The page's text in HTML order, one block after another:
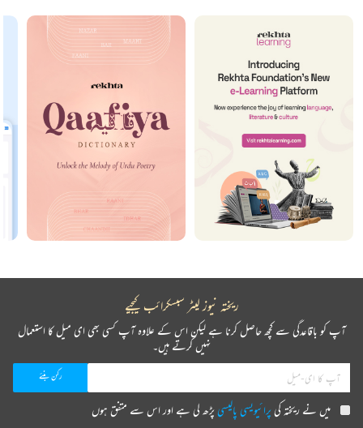
ریختہ نیوز لیٹر سبسکرائب کیجیے
آپ کو باقاعدگی سے کچھ حاصل کرنا ہے لیکن اس کے علاوہ آپ کسی بھی ای میل کا استعمال
نہیں کرتے ہیں۔
میں نے ریختہ کیپرائیویسی پالیسیپڑھ لی ہے اور اس سے متفق ہوں